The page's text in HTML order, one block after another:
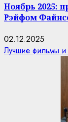
Ноябрь 2025:
Рэйфом
02.12.2025
Лучшие фильмы